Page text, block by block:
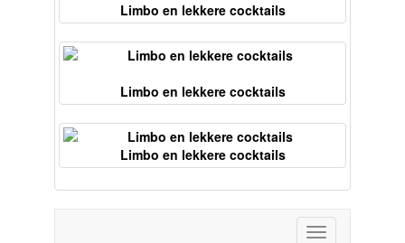
Limbo en lekkere cocktails
Limbo en lekkere cocktails
Limbo en lekkere cocktails
Toggle